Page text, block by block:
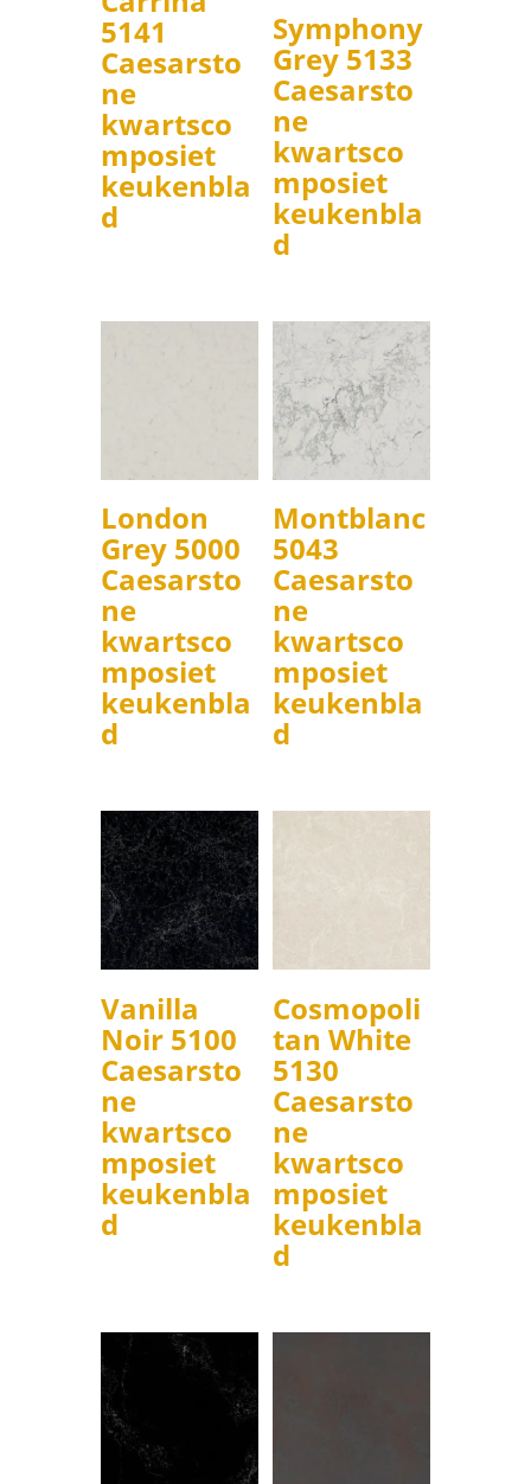
5141
Caesarsto
ne
kwartsco
mposiet
keukenbla
d
Symphony
Grey 5133
Caesarsto
ne
kwartsco
mposiet
keukenbla
d
London
Grey 5000
Caesarsto
ne
kwartsco
mposiet
keukenbla
d
Montblanc
5043
Caesarsto
ne
kwartsco
mposiet
keukenbla
d
Vanilla
Noir 5100
Caesarsto
ne
kwartsco
mposiet
keukenbla
d
Cosmopoli
tan White
5130
Caesarsto
ne
kwartsco
mposiet
keukenbla
d